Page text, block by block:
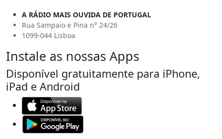
A RÁDIO MAIS OUVIDA DE PORTUGAL
Rua Sampaio e Pina n° 24/26
1099-044 Lisboa
Instale as nossas Apps
Disponível gratuitamente para iPhone,
iPad e Android